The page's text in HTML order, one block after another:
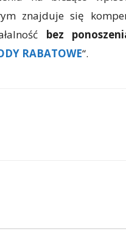
znajduje się
bez
RABATOWE“.